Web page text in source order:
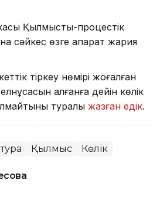
Қылмыстық-процестік
сәйкес өзге ақпарат жария
тіркеу нөмірі жоғалған
алғанға дейін көлік
туралы жазған едік.
Қылмыс Көлік